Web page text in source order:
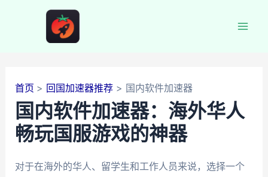
首页 回国加速器推荐 国内软件加速器
国内软件加速器：海外华人
畅玩国服游戏的神器
对于在海外的华人、留学生和工作人员来说，选择一个